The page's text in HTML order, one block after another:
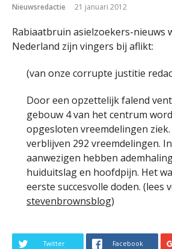
Nieuwsredactie 21 januari 2012
Rabiaatbruin asielzoekers-nieuws
Nederland zijn vingers bij aflikt:
(van onze corrupte justitie
Door een opzettelijk falend
gebouw 4 van het centrum
opgesloten vreemdelingen
verblijven 292 vreemdelingen.
aanwezigen hebben
huiduitslag en hoofdpijn. Het
eerste succesvolle doden. (lees
stevenbrownsblog)
Twitter Facebook